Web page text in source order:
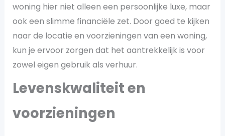
woning hier niet alleen een persoonlijke luxe, maar
ook een slimme financiële zet. Door goed te kijken
naar de locatie en voorzieningen van een woning,
kun je ervoor zorgen dat het aantrekkelijk is voor
zowel eigen gebruik als verhuur.
Levenskwaliteit en
voorzieningen